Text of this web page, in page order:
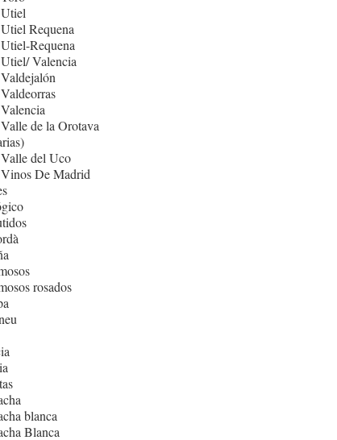
Requena
Requena
Valencia
de la Orotava
del Uco
De Madrid
rosados
blanca
Blanca